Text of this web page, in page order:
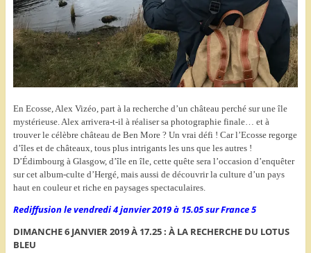
En Ecosse, Alex Vizéo, part à la recherche d’un château perché sur une île
mystérieuse. Alex arrivera-t-il à réaliser sa photographie finale… et à
trouver le célèbre château de Ben More ? Un vrai défi ! Car l’Ecosse regorge
d’îles et de châteaux, tous plus intrigants les uns que les autres !
D’Édimbourg à Glasgow, d’île en île, cette quête sera l’occasion d’enquêter
sur cet album-culte d’Hergé, mais aussi de découvrir la culture d’un pays
haut en couleur et riche en paysages spectaculaires.
Rediffusion le vendredi 4 janvier 2019 à 15.05 sur France 5
DIMANCHE 6 JANVIER 2019 À 17.25 : À LA RECHERCHE DU LOTUS
BLEU